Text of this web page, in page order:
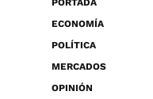
PORTADA
ECONOMÍA
POLÍTICA
MERCADOS
OPINIÓN